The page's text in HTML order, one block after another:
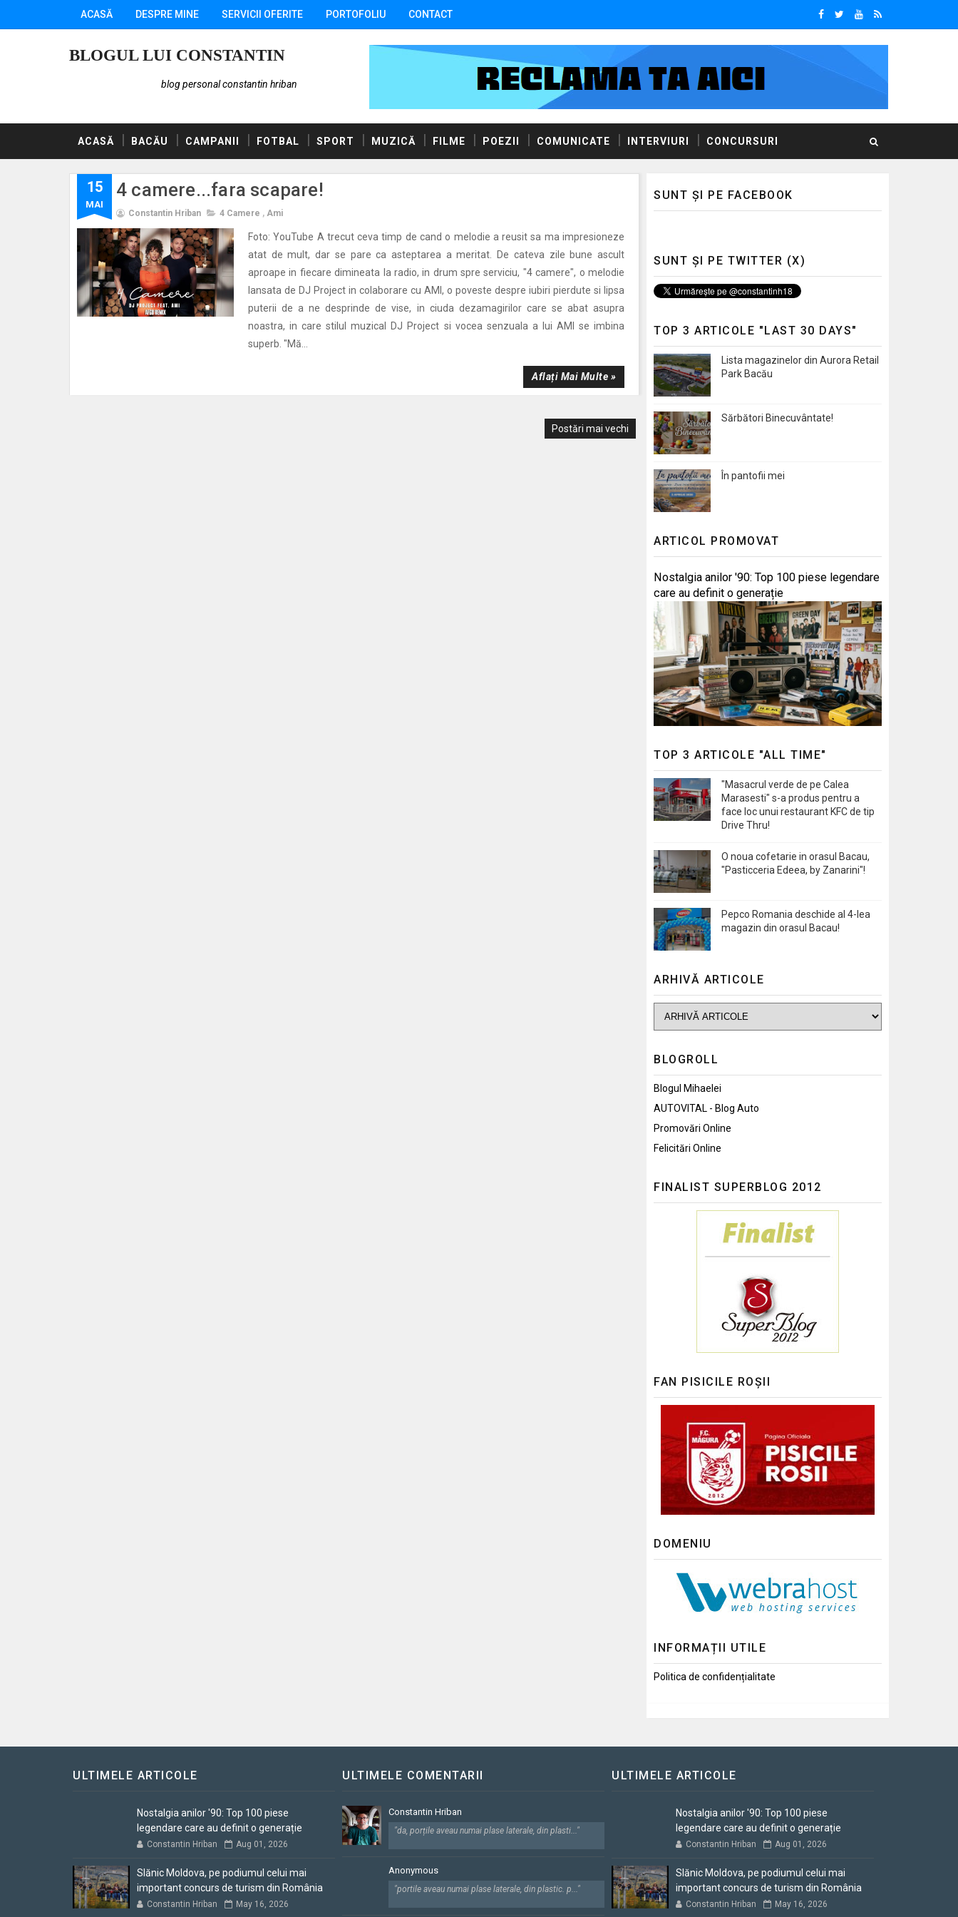
ACASĂ DESPRE MINE SERVICII OFERITE PORTOFOLIU CONTACT
BLOGUL LUI CONSTANTIN
blog personal constantin hriban
ACASĂ BACĂU CAMPANII FOTBAL SPORT MUZICĂ FILME POEZII COMUNICATE INTERVIURI CONCURSURI
15
MAI
4 camere...fara scapare!
Constantin Hriban 4 Camere , Ami
Foto: YouTube A trecut ceva timp de cand o melodie a reusit sa ma impresioneze
atat de mult, dar se pare ca asteptarea a meritat. De cateva zile bune ascult
aproape in fiecare dimineata la radio, in drum spre serviciu, "4 camere", o melodie
lansata de DJ Project in colaborare cu AMI, o poveste despre iubiri pierdute si lipsa
puterii de a ne desprinde de vise, in ciuda dezamagirilor care se abat asupra
noastra, in care stilul muzical DJ Project si vocea senzuala a lui AMI se imbina
superb. "Mă...
Aflați Mai Multe »
Postări mai vechi
SUNT ȘI PE FACEBOOK
SUNT ȘI PE TWITTER (X)
TOP 3 ARTICOLE "LAST 30 DAYS"
Lista magazinelor din Aurora Retail
Park Bacău
Sărbători Binecuvântate!
În pantofii mei
ARTICOL PROMOVAT
Nostalgia anilor '90: Top 100 piese legendare
care au definit o generație
TOP 3 ARTICOLE "ALL TIME"
"Masacrul verde de pe Calea
Marasesti" s-a produs pentru a
face loc unui restaurant KFC de tip
Drive Thru!
O noua cofetarie in orasul Bacau,
"Pasticceria Edeea, by Zanarini"!
Pepco Romania deschide al 4-lea
magazin din orasul Bacau!
ARHIVĂ ARTICOLE
BLOGROLL
Blogul Mihaelei
AUTOVITAL - Blog Auto
Promovări Online
Felicitări Online
FINALIST SUPERBLOG 2012
FAN PISICILE ROȘII
DOMENIU
INFORMAȚII UTILE
Politica de confidențialitate
ULTIMELE ARTICOLE
Nostalgia anilor '90: Top 100 piese
legendare care au definit o generație
Constantin Hriban Aug 01, 2026
Slănic Moldova, pe podiumul celui mai
important concurs de turism din România
Constantin Hriban May 16, 2026
ULTIMELE COMENTARII
Constantin Hriban
"da, porțile aveau numai plase laterale, din plasti..."
Anonymous
"portile aveau numai plase laterale, din plastic. p..."
ULTIMELE ARTICOLE
Nostalgia anilor '90: Top 100 piese
legendare care au definit o generație
Constantin Hriban Aug 01, 2026
Slănic Moldova, pe podiumul celui mai
important concurs de turism din România
Constantin Hriban May 16, 2026